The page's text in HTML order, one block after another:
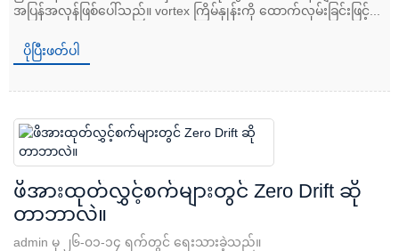
အပြန်အလှန်ဖြစ်ပေါ်သည်။ vortex ကြိမ်နှုန်းကို ထောက်လှမ်းခြင်းဖြင့်...
ပိုပြီးဖတ်ပါ
ဖိအားထုတ်လွှင့်စက်များတွင် Zero Drift ဆို
တာဘာလဲ။
admin မှ ၂၆-၀၁-၁၄ ရက်တွင် ရေးသားခဲ့သည်။